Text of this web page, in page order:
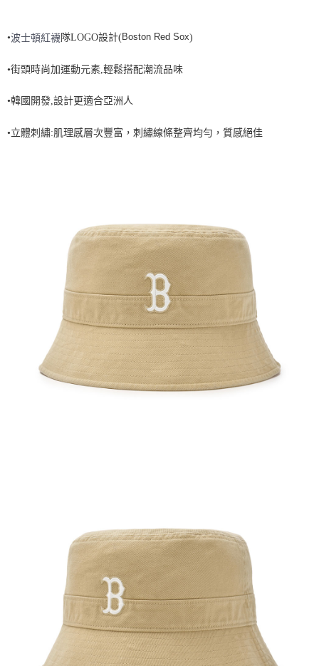
全家取貨<不支援離島取退>
每筆NT$60，滿NT$499(含以上)免運費
7-11取貨<不支援離島取退>
•波士頓紅襪隊LOGO設計(Boston Red Sox)
•街頭時尚加運動元素,輕鬆搭配潮流品味
•韓國開發,設計更適合亞洲人
•立體刺繡:肌理感層次豐富，刺繡線條整齊均勻，質感絕佳